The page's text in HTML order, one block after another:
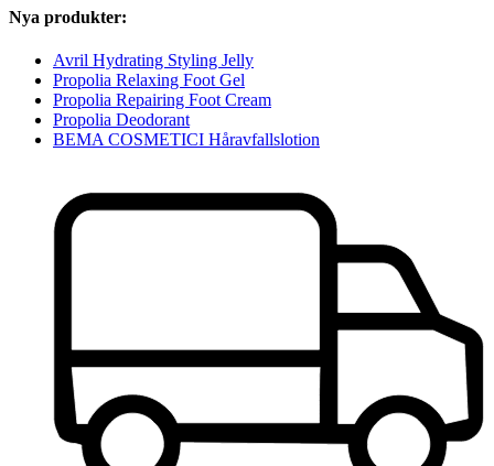
Nya produkter:
Avril Hydrating Styling Jelly
Propolia Relaxing Foot Gel
Propolia Repairing Foot Cream
Propolia Deodorant
BEMA COSMETICI Håravfallslotion